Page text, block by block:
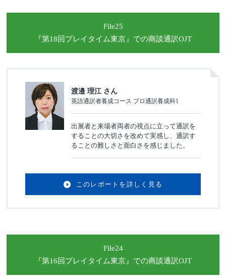
File25
『第18回プレイタイム東京』 での商談通訳OJT
渡邉 理江 さん
英語通訳者養成コース プロ通訳養成科1
出展者と来場者両者の視点に立って通訳を
することの大切さを改めて実感し、通訳す
ることの難しさと面白さを感じました。
このレポートを詳しく見る
File24
『第16回プレイタイム東京』 での商談通訳OJT